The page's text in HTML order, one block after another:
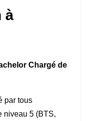
à
Chargé de
par tous
niveau 5 (BTS,